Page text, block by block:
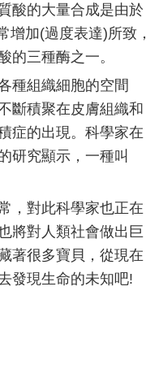
酸的大量合成是由於
增加(過度表達)所致，
的三種酶之一。
組織細胞的空間
斷積聚在皮膚組織和
症的出現。科學家在
研究顯示，一種叫
對此科學家也正在
將對人類社會做出巨
著很多寶貝，從現在
發現生命的未知吧!